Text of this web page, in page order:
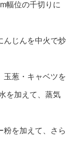
幅位の千切りに
んじんを中火で炒
葱・キャベツを
を加えて、蒸気
を加えて、さら